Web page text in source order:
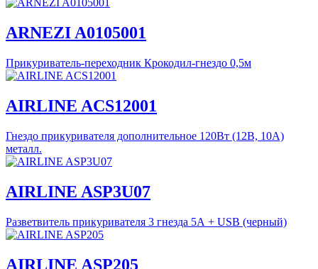
ARNEZI A0105001
Прикуриватель-переходник Крокодил-гнездо 0,5м
AIRLINE ACS12001
Гнездо прикуривателя дополнительное 120Вт (12В, 10А)
металл.
AIRLINE ASP3U07
Разветвитель прикуривателя 3 гнезда 5А + USB (черный)
AIRLINE ASP205